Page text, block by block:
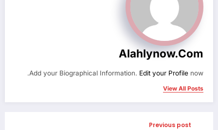
Alahlynow.com
Add your Biographical Information. Edit your Profile now.
View All Posts
Previous post